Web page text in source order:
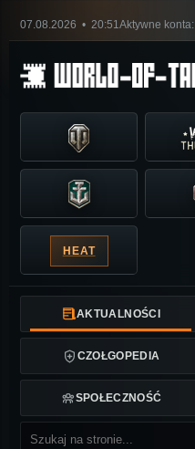
07.08.2026 • 20:51Aktywne konta:
HEAT
AKTUALNOŚCI
CZOŁGOPEDIA
SPOŁECZNOŚĆ